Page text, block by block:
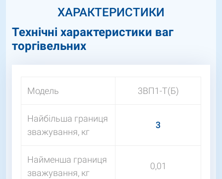
ХАРАКТЕРИСТИКИ
Технічні характеристики ваг
торгівельних
Модель 3ВП1-Т(Б)
Найбільша границя
зважування, кг
3
Найменша границя
зважування, кг
0,01